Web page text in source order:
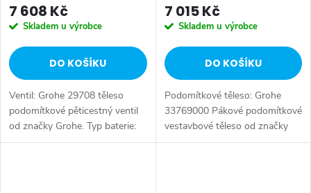
7 608 Kč
Skladem u výrobce
DO KOŠÍKU
Ventil: Grohe 29708 těleso
podomítkové pěticestný ventil
od značky Grohe. Typ baterie:
Koupelnová baterie,
7 015 Kč
Skladem u výrobce
DO KOŠÍKU
Podomítkové těleso: Grohe
33769000 Pákové podomítkové
vestavbové těleso od značky
Grohe. Typ baterie: Koupelnová